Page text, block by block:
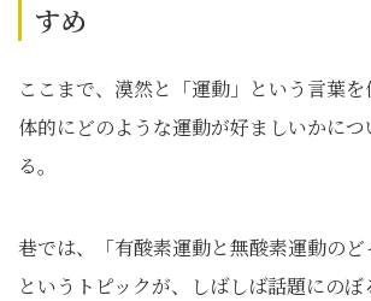
すめ
ここまで、漠然と「運動」という言葉
体的にどのような運動が好ましいかに
る。
巷では、「有酸素運動と無酸素運動のど
というトピックが、しばしば話題にの